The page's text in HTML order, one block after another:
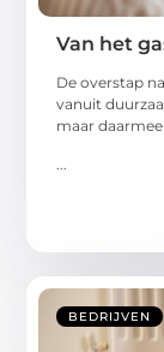
Van het
De overstap
vanuit
maar daarmee
...
BEDRIJVEN